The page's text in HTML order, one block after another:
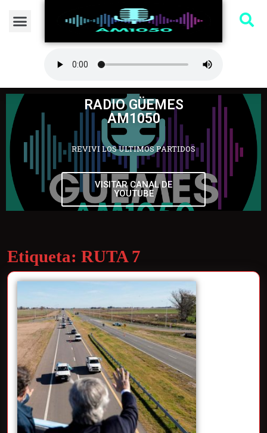
RADIO GÜEMES
AM1050
REVIVI LOS ULTIMOS PARTIDOS
VISITAR CANAL DE
YOUTUBE
Etiqueta: RUTA 7